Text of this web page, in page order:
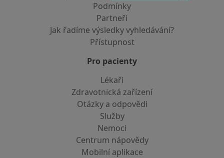
Podmínky
Partneři
Jak řadíme výsledky vyhledávání?
Přístupnost
Pro pacienty
Lékaři
Zdravotnická zařízení
Otázky a odpovědi
Služby
Nemoci
Centrum nápovědy
Mobilní aplikace